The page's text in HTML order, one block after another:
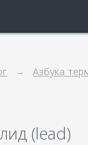
Азбука
(lead)